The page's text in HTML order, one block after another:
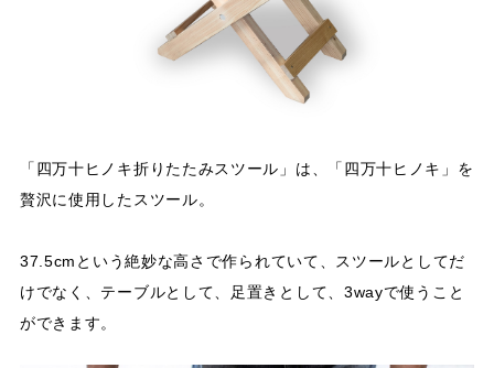
「四万十ヒノキ折りたたみスツール」は、「四万十ヒノキ」を
贅沢に使用したスツール。
37.5cmという絶妙な高さで作られていて、スツールとしてだ
けでなく、テーブルとして、足置きとして、3wayで使うこと
ができます。